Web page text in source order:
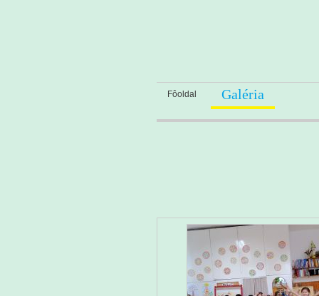
Fôoldal Galéria